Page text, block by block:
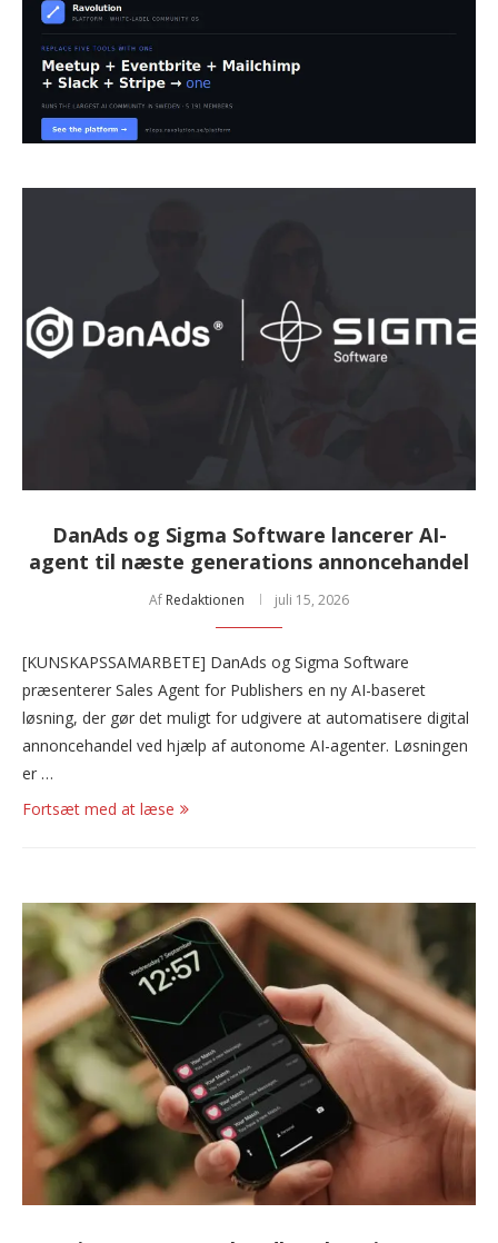
DanAds og Sigma Software lancerer AI-
agent til næste generations annoncehandel
Af Redaktionen juli 15, 2026
[KUNSKAPSSAMARBETE] DanAds og Sigma Software
præsenterer Sales Agent for Publishers en ny AI-baseret
løsning, der gør det muligt for udgivere at automatisere digital
annoncehandel ved hjælp af autonome AI-agenter. Løsningen
er …
Fortsæt med at læse